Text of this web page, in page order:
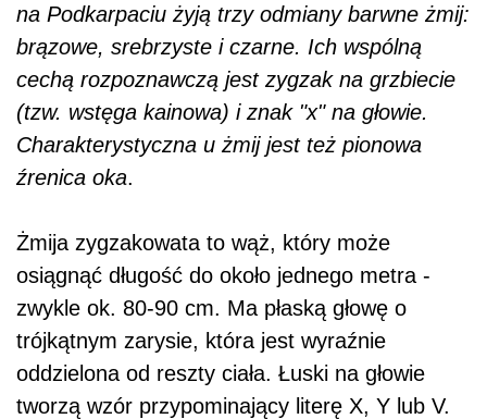
na Podkarpaciu żyją trzy odmiany barwne żmij:
brązowe, srebrzyste i czarne. Ich wspólną
cechą rozpoznawczą jest zygzak na grzbiecie
(tzw. wstęga kainowa) i znak "x" na głowie.
Charakterystyczna u żmij jest też pionowa
źrenica oka.
Żmija zygzakowata to wąż, który może
osiągnąć długość do około jednego metra -
zwykle ok. 80-90 cm. Ma płaską głowę o
trójkątnym zarysie, która jest wyraźnie
oddzielona od reszty ciała. Łuski na głowie
tworzą wzór przypominający literę X, Y lub V.